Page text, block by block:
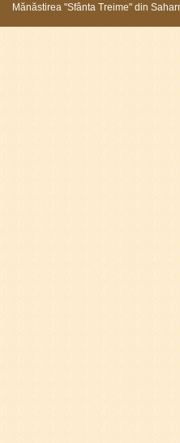
Mănăstirea "Sfânta Treime" din